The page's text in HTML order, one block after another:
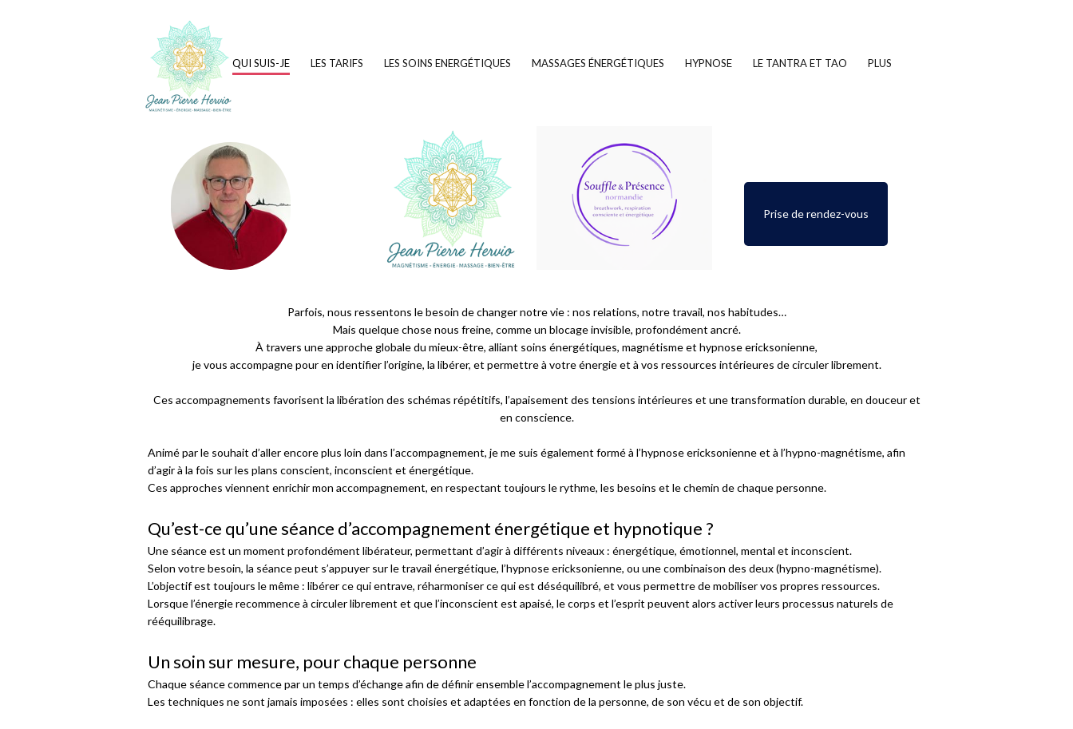
JEAN PIERRE HERVIO
QUI SUIS-JE LES TARIFS LES SOINS ENERGÉTIQUES MASSAGES ÉNERGÉTIQUES HYPNOSE LE TANTRA ET TAO PLUS
Prise de rendez-vous
Parfois, nous ressentons le besoin de changer notre vie : nos relations, notre travail, nos habitudes…
Mais quelque chose nous freine, comme un blocage invisible, profondément ancré.
À travers une approche globale du mieux-être, alliant soins énergétiques, magnétisme et hypnose ericksonienne,
je vous accompagne pour en identifier l’origine, la libérer, et permettre à votre énergie et à vos ressources intérieures de circuler librement.
Ces accompagnements favorisent la libération des schémas répétitifs, l’apaisement des tensions intérieures et une transformation durable, en douceur et
en conscience.
Animé par le souhait d’aller encore plus loin dans l’accompagnement, je me suis également formé à l’hypnose ericksonienne et à l’hypno-magnétisme, afin
d’agir à la fois sur les plans conscient, inconscient et énergétique.
Ces approches viennent enrichir mon accompagnement, en respectant toujours le rythme, les besoins et le chemin de chaque personne.
Qu’est-ce qu’une séance d’accompagnement énergétique et hypnotique ?
Une séance est un moment profondément libérateur, permettant d’agir à différents niveaux : énergétique, émotionnel, mental et inconscient.
Selon votre besoin, la séance peut s’appuyer sur le travail énergétique, l’hypnose ericksonienne, ou une combinaison des deux (hypno-magnétisme).
L’objectif est toujours le même : libérer ce qui entrave, réharmoniser ce qui est déséquilibré, et vous permettre de mobiliser vos propres ressources.
Lorsque l’énergie recommence à circuler librement et que l’inconscient est apaisé, le corps et l’esprit peuvent alors activer leurs processus naturels de
rééquilibrage.
Un soin sur mesure, pour chaque personne
Chaque séance commence par un temps d’échange afin de définir ensemble l’accompagnement le plus juste.
Les techniques ne sont jamais imposées : elles sont choisies et adaptées en fonction de la personne, de son vécu et de son objectif.